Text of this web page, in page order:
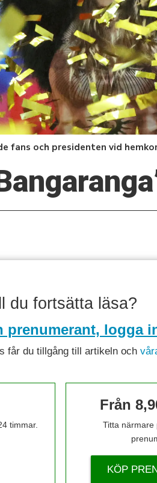
fans och presidenten vid
du fortsätta läsa?
prenumerant, logga
får du tillgång till artikeln och
timmar.
Från
Titta närmare
KÖP